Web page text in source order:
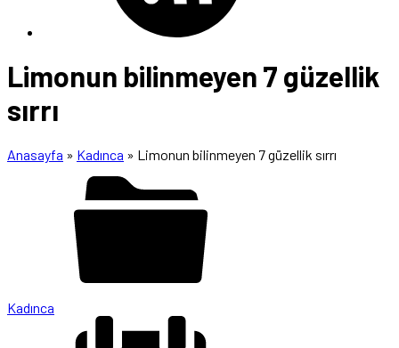
Limonun bilinmeyen 7 güzellik
sırrı
Anasayfa » Kadınca » Limonun bilinmeyen 7 güzellik sırrı
Kadınca